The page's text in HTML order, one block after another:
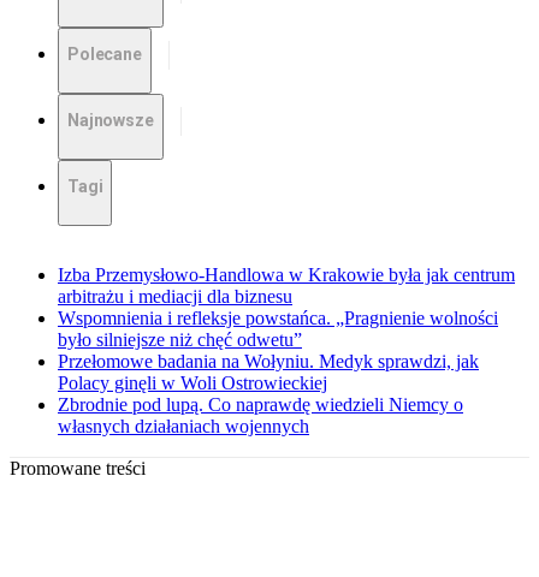
Polecane
Najnowsze
Tagi
Izba Przemysłowo-Handlowa w Krakowie była jak centrum
arbitrażu i mediacji dla biznesu
Wspomnienia i refleksje powstańca. „Pragnienie wolności
było silniejsze niż chęć odwetu”
Przełomowe badania na Wołyniu. Medyk sprawdzi, jak
Polacy ginęli w Woli Ostrowieckiej
Zbrodnie pod lupą. Co naprawdę wiedzieli Niemcy o
własnych działaniach wojennych
Promowane treści